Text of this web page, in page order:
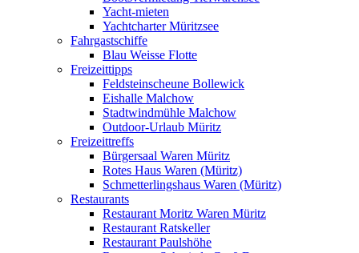
Yacht-mieten
Yachtcharter Müritzsee
Fahrgastschiffe
Blau Weisse Flotte
Freizeittipps
Feldsteinscheune Bollewick
Eishalle Malchow
Stadtwindmühle Malchow
Outdoor-Urlaub Müritz
Freizeittreffs
Bürgersaal Waren Müritz
Rotes Haus Waren (Müritz)
Schmetterlingshaus Waren (Müritz)
Restaurants
Restaurant Moritz Waren Müritz
Restaurant Ratskeller
Restaurant Paulshöhe